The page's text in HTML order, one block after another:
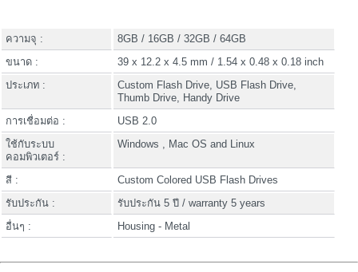
ความจุ :
8GB / 16GB / 32GB / 64GB
ขนาด :
39 x 12.2 x 4.5 mm / 1.54 x 0.48 x 0.18 inch
ประเภท :
Custom Flash Drive, USB Flash Drive,
Thumb Drive, Handy Drive
การเชื่อมต่อ :
USB 2.0
ใช้กับระบบ
คอมพิวเตอร์ :
Windows , Mac OS and Linux
สี :
Custom Colored USB Flash Drives
รับประกัน :
รับประกัน 5 ปี / warranty 5 years
อื่นๆ :
Housing - Metal